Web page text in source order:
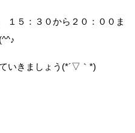
５：３０から２０：００ま
いきましょう(*´▽｀*)